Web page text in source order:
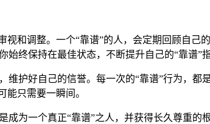
和调整。一个“靠谱”的人，会定期回顾自
终保持在最佳状态，不断提升自己的“靠谱”指
护好自己的信誉。每一次的“靠谱”行为，
能只需要一瞬间。
为一个真正“靠谱”之人，并获得长久尊重的根